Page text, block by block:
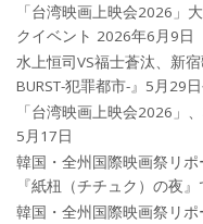
「台湾映画上映会2026」
クイベント 2026年6月9日
水上恒司VS福士蒼汰、新
BURST-犯罪都市-』5月29日
「台湾映画上映会2026」
5月17日
韓国・全州国際映画祭リ
『紙杻（チチュク）の夜
韓国・全州国際映画祭リ